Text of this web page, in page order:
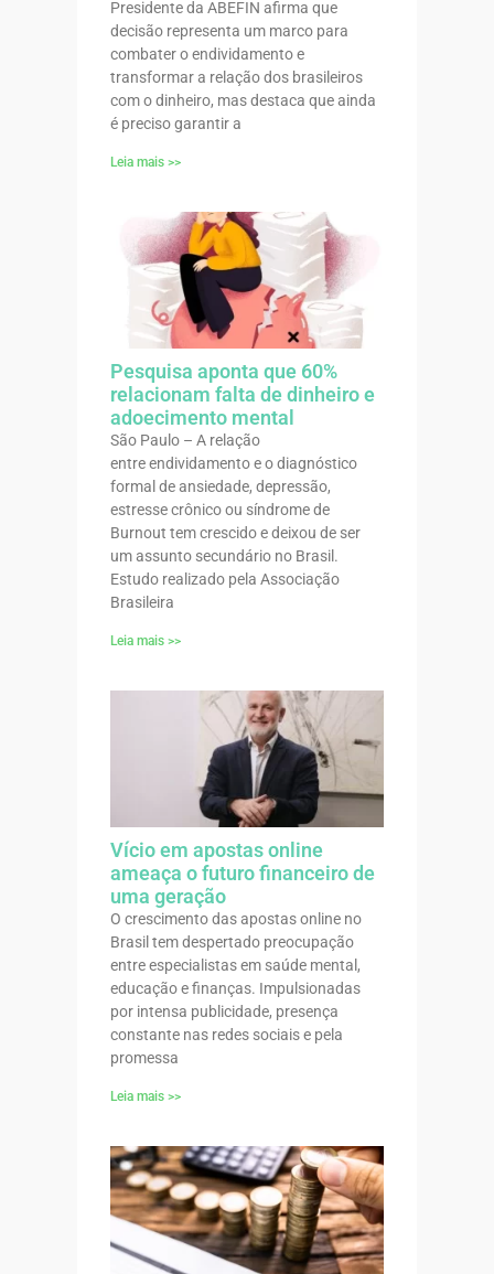
Presidente da ABEFIN afirma que
decisão representa um marco para
combater o endividamento e
transformar a relação dos brasileiros
com o dinheiro, mas destaca que ainda
é preciso garantir a
Leia mais >>
Pesquisa aponta que 60%
relacionam falta de dinheiro e
adoecimento mental
São Paulo – A relação
entre endividamento e o diagnóstico
formal de ansiedade, depressão,
estresse crônico ou síndrome de
Burnout tem crescido e deixou de ser
um assunto secundário no Brasil.
Estudo realizado pela Associação
Brasileira
Leia mais >>
Vício em apostas online
ameaça o futuro financeiro de
uma geração
O crescimento das apostas online no
Brasil tem despertado preocupação
entre especialistas em saúde mental,
educação e finanças. Impulsionadas
por intensa publicidade, presença
constante nas redes sociais e pela
promessa
Leia mais >>